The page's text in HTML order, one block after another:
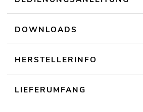
Montagebügel
Einfache Montage
DOWNLOADS
HERSTELLERINFO
LIEFERUMFANG